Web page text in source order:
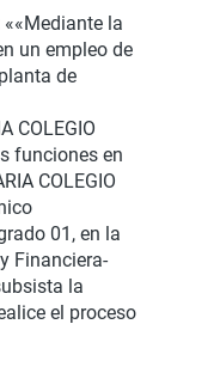
««Mediante la
un empleo de
de
COLEGIO
funciones en
COLEGIO
01, en la
Financiera-
la
el proceso